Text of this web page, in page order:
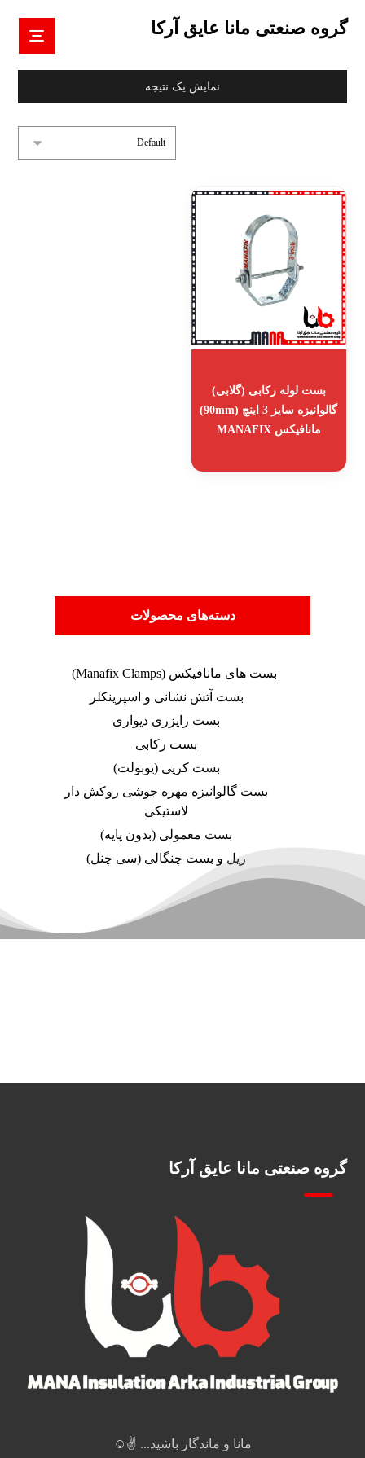
گروه صنعتی مانا عایق آرکا
نمایش یک نتیجه
بست لوله رکابی (گلابی)
گالوانیزه سایز 3 اینچ (90mm)
مانافیکس MANAFIX
دسته‌های محصولات
بست های مانافیکس (Manafix Clamps)
بست آتش نشانی و اسپرینکلر
بست رایزری دیواری
بست رکابی
بست کرپی (یوبولت)
بست گالوانیزه مهره جوشی روکش دار
لاستیکی
بست معمولی (بدون پایه)
ریل و بست چنگالی (سی چنل)
گروه صنعتی مانا عایق آرکا
مانا و ماندگار باشید... ✌️☺️